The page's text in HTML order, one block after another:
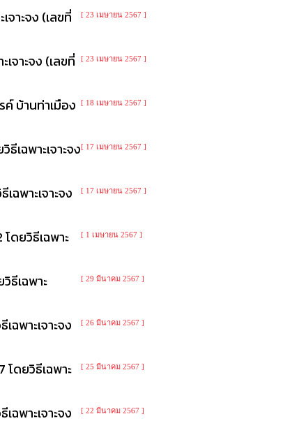
าะจง (เลขที่
[ 23 เมษายน 2567 ]
จาะจง (เลขที่
[ 23 เมษายน 2567 ]
บ้านท่าเมือง
[ 18 เมษายน 2567 ]
เฉพาะเจาะจง[ 17 เมษายน 2567 ]
ฉพาะเจาะจง
[ 17 เมษายน 2567 ]
ดยวิธีเฉพาะ
[ 1 เมษายน 2567 ]
ธีเฉพาะ
[ 29 มีนาคม 2567 ]
ฉพาะเจาะจง
[ 26 มีนาคม 2567 ]
ดยวิธีเฉพาะ
[ 25 มีนาคม 2567 ]
ฉพาะเจาะจง
[ 22 มีนาคม 2567 ]